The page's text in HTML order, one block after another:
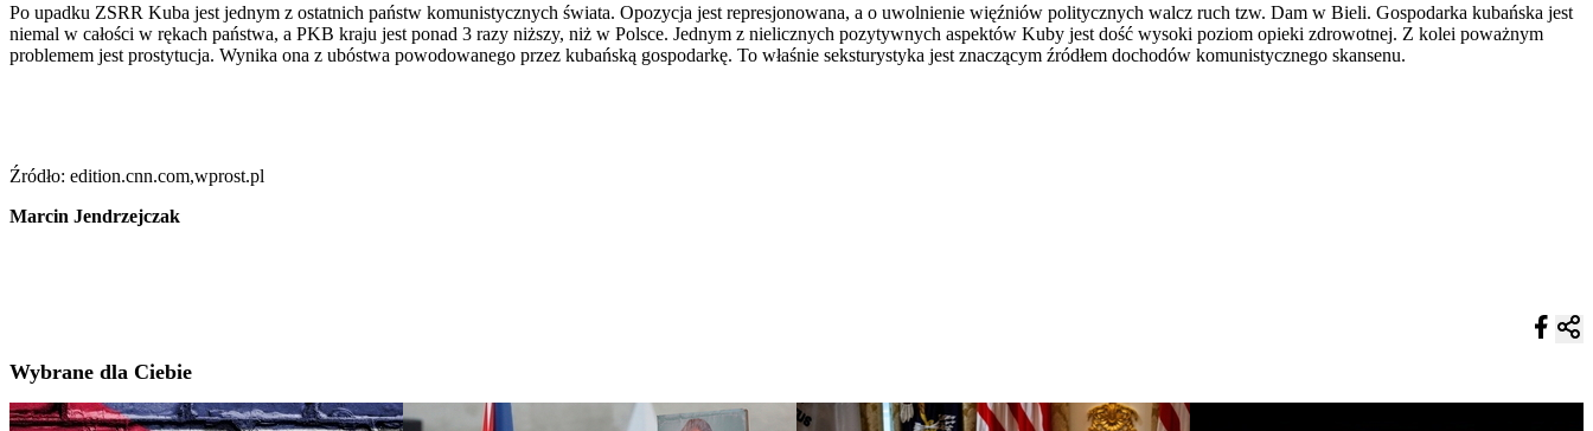
Po upadku ZSRR Kuba jest jednym z ostatnich państw komunistycznych świata. Opozycja jest represjonowana, a o uwolnienie więźniów politycznych walcz ruch tzw. Dam w Bieli. Gospodarka kubańska jest
niemal w całości w rękach państwa, a PKB kraju jest ponad 3 razy niższy, niż w Polsce. Jednym z nielicznych pozytywnych aspektów Kuby jest dość wysoki poziom opieki zdrowotnej. Z kolei poważnym
problemem jest prostytucja. Wynika ona z ubóstwa powodowanego przez kubańską gospodarkę. To właśnie seksturystyka jest znaczącym źródłem dochodów komunistycznego skansenu.
Źródło: edition.cnn.com,wprost.pl
Marcin Jendrzejczak
Wybrane dla Ciebie